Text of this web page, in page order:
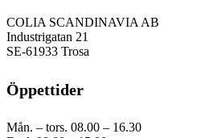
COLIA SCANDINAVIA AB
Industrigatan 21
SE-61933 Trosa
Öppettider
Mån. – tors. 08.00 – 16.30